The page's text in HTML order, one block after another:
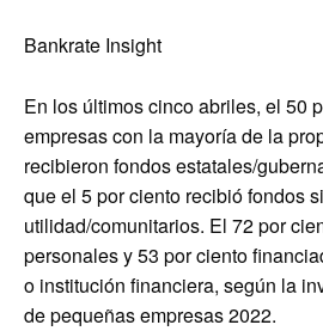
Bankrate Insight
En los últimos cinco abriles, el 50
empresas con la mayoría de la
recibieron fondos estatales/
que el 5 por ciento recibió fondos
utilidad/comunitarios. El 72 por
personales y 53 por ciento
o institución financiera, según la
de pequeñas empresas 2022.